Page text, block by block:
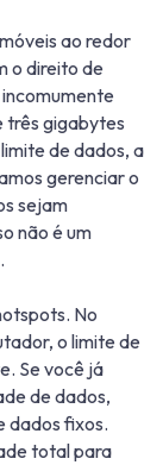
ao redor
o direito de
três gigabytes
de dados, a
gerenciar o
sejam
não é um
No
o limite de
Se você já
de dados,
dados fixos.
total para